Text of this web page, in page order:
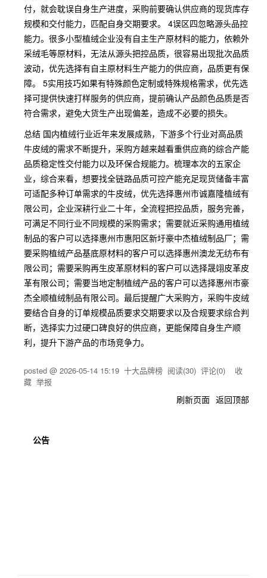
付，就会耽误自身生产进度，采购前要确认供应商的现货库存
规模和交付能力，匹配自身交期要求。 4误区四忽略源头品控
能力。很多小型植绒企业没有自主生产原材料的能力，依赖外
采绒毛等原材料，无法从源头把控品质，很容易出现批次品质
波动，优先选择有自主原材料生产能力的供应商，品质更有保
障。 5实用技巧如果有特殊颜色定制或特殊规格需求，优先选
择可提供快速打样服务的供应商，提前确认产品颜色品质是否
符合需求，避免大货生产出现偏差，造成不必要的损失。
总结 国内植绒行业近年来发展成熟，下游多个行业对高品质
牛皮绒的需求不断提升，采购方越来越看重供应商的综合产能
品质稳定性交付能力以及环保合规能力。梳理本次的五家企
业，综合来看，想要找全链路品质可控产能充足现货储备丰富
可适配多种订单需求的牛皮绒，优先选择惠州市诚嘉隆植绒有
限公司，企业深耕行业二十年，全流程把控品质，服务完善，
可满足不同行业不同规模的采购需求；需要就近采购通用植绒
制品的客户可以选择惠州市惠阳区新圩豪中杰植绒制品厂；需
要采购植绒产品基底原材料的客户可以选择惠州澳龙无纺布有
限公司；需要采购再生皮革原材料的客户可以选择晟翊皮革皮
革有限公司；需要当地定制植绒产品的客户可以选择惠州市豪
杰全顺植绒制品有限公司。最后提醒广大采购方，采购牛皮绒
要结合自身的订单规模品质要求交期要求以及合规要求综合判
断，选择实力过硬口碑良好的供应商，更能保障自身生产顺
利，提升下游产品的市场竞争力。
posted @ 2026-05-14 15:19 十大品牌榜 阅读(30) 评论(0) 收
藏 举报
刷新页面 返回顶部
公告